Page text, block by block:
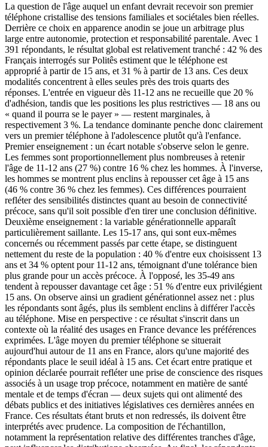
La question de l'âge auquel un enfant devrait recevoir son premier
téléphone cristallise des tensions familiales et sociétales bien réelles.
Derrière ce choix en apparence anodin se joue un arbitrage plus
large entre autonomie, protection et responsabilité parentale. Avec 1
391 répondants, le résultat global est relativement tranché : 42 % des
Français interrogés sur Politês estiment que le téléphone est
approprié à partir de 15 ans, et 31 % à partir de 13 ans. Ces deux
modalités concentrent à elles seules près des trois quarts des
réponses. L'entrée en vigueur dès 11-12 ans ne recueille que 20 %
d'adhésion, tandis que les positions les plus restrictives — 18 ans ou
« quand il pourra se le payer » — restent marginales, à
respectivement 3 %. La tendance dominante penche donc clairement
vers un premier téléphone à l'adolescence plutôt qu'à l'enfance.
Premier enseignement : un écart notable s'observe selon le genre.
Les femmes sont proportionnellement plus nombreuses à retenir
l'âge de 11-12 ans (27 %) contre 16 % chez les hommes. À l'inverse,
les hommes se montrent plus enclins à repousser cet âge à 15 ans
(46 % contre 36 % chez les femmes). Ces différences pourraient
refléter des sensibilités distinctes quant au besoin de connectivité
précoce, sans qu'il soit possible d'en tirer une conclusion définitive.
Deuxième enseignement : la variable générationnelle apparaît
particulièrement saillante. Les 15-17 ans, qui sont eux-mêmes
concernés ou récemment passés par cette étape, se distinguent
nettement du reste de la population : 40 % d'entre eux choisissent 13
ans et 34 % optent pour 11-12 ans, témoignant d'une tolérance bien
plus grande pour un accès précoce. À l'opposé, les 35-49 ans
tendent à repousser davantage cet âge : 51 % d'entre eux privilégient
15 ans. On observe ainsi un gradient générationnel assez net : plus
les répondants sont âgés, plus ils semblent enclins à différer l'accès
au téléphone. Mise en perspective : ce résultat s'inscrit dans un
contexte où la réalité des usages en France devance les préférences
exprimées. L'âge moyen du premier téléphone se situerait
aujourd'hui autour de 11 ans en France, alors qu'une majorité des
répondants place le seuil idéal à 15 ans. Cet écart entre pratique et
opinion déclarée pourrait refléter une prise de conscience des risques
associés à un usage trop précoce, notamment en matière de santé
mentale et de temps d'écran — deux sujets qui ont alimenté des
débats publics et des initiatives législatives ces dernières années en
France. Ces résultats étant bruts et non redressés, ils doivent être
interprétés avec prudence. La composition de l'échantillon,
notamment la représentation relative des différentes tranches d'âge,